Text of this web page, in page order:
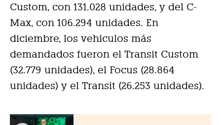
Custom, con 131.028 unidades, y del C-
Max, con 106.294 unidades. En
diciembre, los vehículos más
demandados fueron el Transit Custom
(32.779 unidades), el Focus (28.864
unidades) y el Transit (26.253 unidades).